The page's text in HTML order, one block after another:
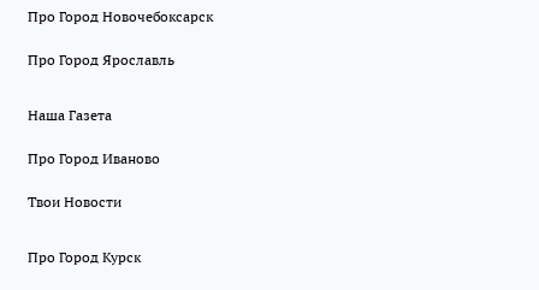
Про Город Новочебоксарск
Про Город Ярославль
Наша Газета
Про Город Иваново
Твои Новости
Про Город Курск